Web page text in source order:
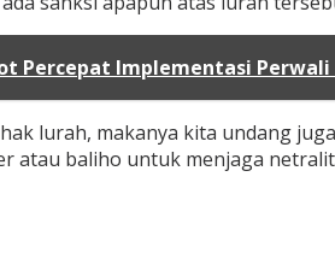
Percepat Implementasi
lurah, makanya kita undang
baliho untuk menjaga